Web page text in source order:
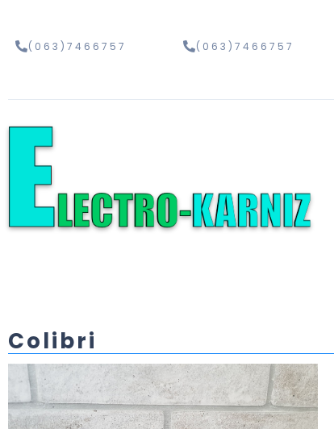
(063)7466757 (063)7466757
Colibri